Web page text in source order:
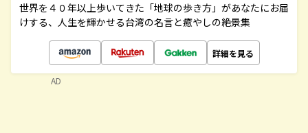
世界を４０年以上歩いてきた「地球の歩き方」があなたにお届
けする、人生を輝かせる台湾の名言と癒やしの絶景集
詳細を見る
AD